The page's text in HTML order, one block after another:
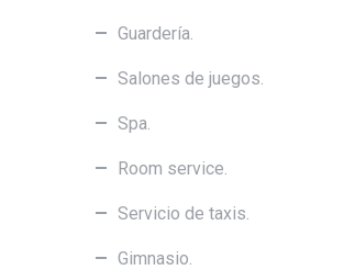
Guardería.
Salones de juegos.
Spa.
Room service.
Servicio de taxis.
Gimnasio.